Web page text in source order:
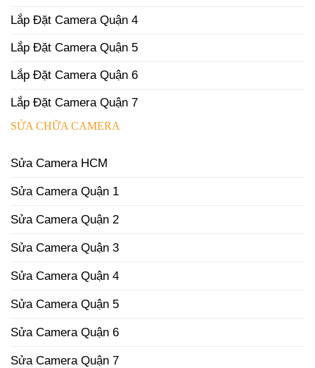
Lắp Đặt Camera Quận 4
Lắp Đặt Camera Quận 5
Lắp Đặt Camera Quận 6
Lắp Đặt Camera Quận 7
SỬA CHỮA CAMERA
Sửa Camera HCM
Sửa Camera Quận 1
Sửa Camera Quận 2
Sửa Camera Quận 3
Sửa Camera Quận 4
Sửa Camera Quận 5
Sửa Camera Quận 6
Sửa Camera Quận 7